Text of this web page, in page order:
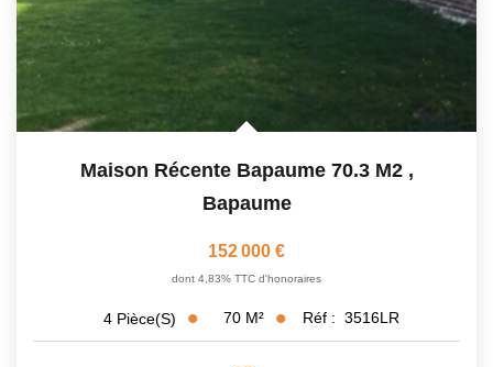
Maison Récente Bapaume 70.3 M2 ,
Bapaume
152 000 €
dont 4,83% TTC d'honoraires
4 Pièce(s) 70 M² Réf : 3516LR